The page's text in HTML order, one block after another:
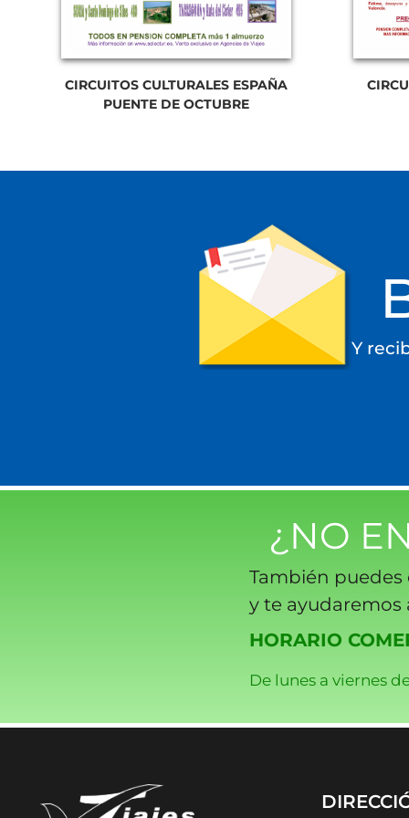
CIRCUITOS CULTURALES ESPAÑA
PUENTE DE OCTUBRE
Y
¿NO
También
y te ayudaremos
HORARIO
De lunes a viernes